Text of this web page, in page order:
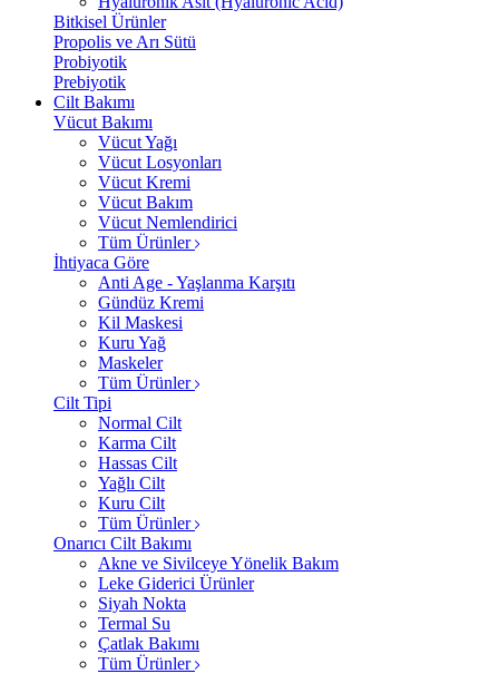
Bitkisel Ürünler
Propolis ve Arı Sütü
Probiyotik
Prebiyotik
Cilt Bakımı
Vücut Bakımı
Vücut Yağı
Vücut Losyonları
Vücut Kremi
Vücut Bakım
Vücut Nemlendirici
Tüm Ürünler
İhtiyaca Göre
Anti Age - Yaşlanma Karşıtı
Gündüz Kremi
Kil Maskesi
Kuru Yağ
Maskeler
Tüm Ürünler
Cilt Tipi
Normal Cilt
Karma Cilt
Hassas Cilt
Yağlı Cilt
Kuru Cilt
Tüm Ürünler
Onarıcı Cilt Bakımı
Akne ve Sivilceye Yönelik Bakım
Leke Giderici Ürünler
Siyah Nokta
Termal Su
Çatlak Bakımı
Tüm Ürünler